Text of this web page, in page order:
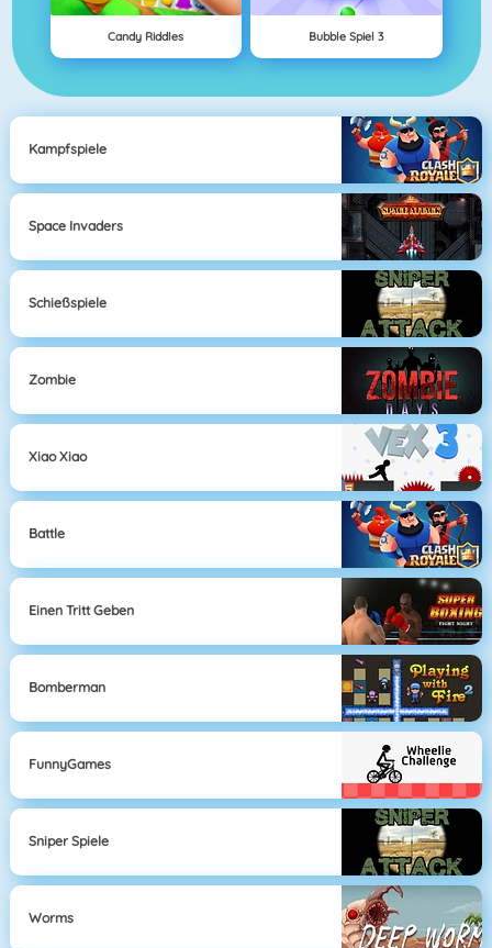
Candy Riddles Bubble Spiel 3
Kampfspiele
Space Invaders
Schießspiele
Zombie
Xiao Xiao
Battle
Einen Tritt Geben
Bomberman
FunnyGames
Sniper Spiele
Worms